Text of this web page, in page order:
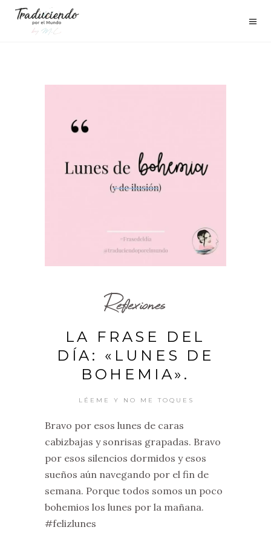
Reflexiones
LA FRASE DEL
DÍA: «LUNES DE
BOHEMIA».
LÉEME Y NO ME TOQUES
Bravo por esos lunes de caras
cabizbajas y sonrisas grapadas. Bravo
por esos silencios dormidos y esos
sueños aún navegando por el fin de
semana. Porque todos somos un poco
bohemios los lunes por la mañana.
#felizlunes